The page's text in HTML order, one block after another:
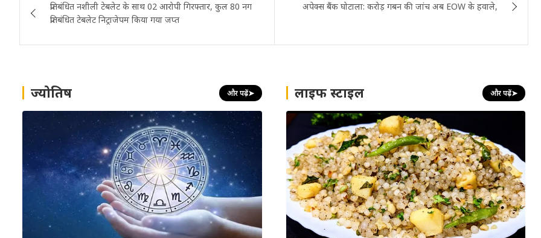
navigation
प्रतिबंधित नशीली टेबलेट के साथ 02 आरोपी गिरफ्तार, कुल 80 नग
प्रतिबंधित टेबलेट निट्राजेपम किया गया जप्त
अपेक्स बैंक घोटाला: करोड़ गबन की जांच अब EOW के हवाले,
ज्योतिष और पढ़ें➤ लाइफ स्टाइल और पढ़ें➤